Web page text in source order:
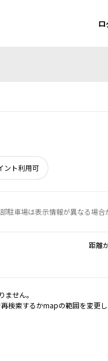
ロ
ント利用可
駐車場は表示情報が異なる場合
距離
ません。
検索するかmapの範囲を変更